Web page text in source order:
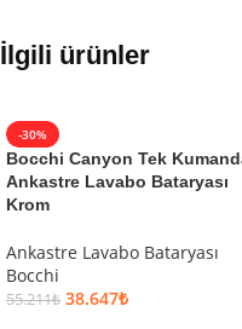
İlgili ürünler
-30%
Bocchi Canyon Tek
Ankastre Lavabo Bataryası
Krom
Ankastre Lavabo Bataryası
Bocchi
55.211₺ 38.647₺